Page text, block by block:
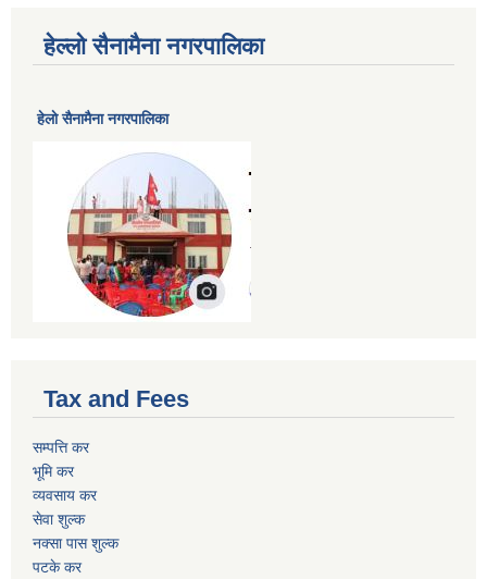
हेल्लो सैनामैना नगरपालिका
हेलाे सैनामैना नगरपालिका
Tax and Fees
सम्पत्ति कर
भूमि कर
व्यवसाय कर
सेवा शुल्क
नक्सा पास शुल्क
पटके कर